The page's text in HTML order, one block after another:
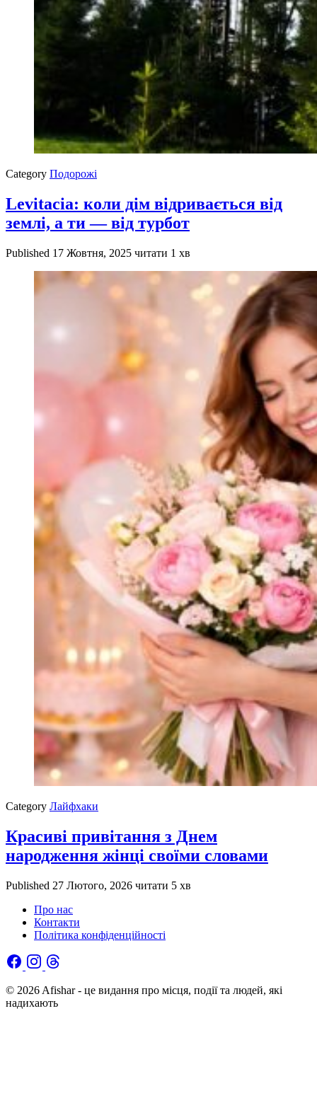
Category Подорожі
Levitacia: коли дім відривається від
землі, а ти — від турбот
Published 17 Жовтня, 2025 читати 1 хв
Category Лайфхаки
Красиві привітання з Днем
народження жінці своїми словами
Published 27 Лютого, 2026 читати 5 хв
Про нас
Контакти
Політика конфіденційності
© 2026 Afishar - це видання про місця, події та людей, які
надихають